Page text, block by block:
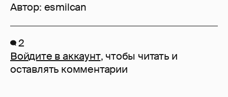
Автор: esmilcan
2
Войдите в аккаунт, чтобы читать и
оставлять комментарии